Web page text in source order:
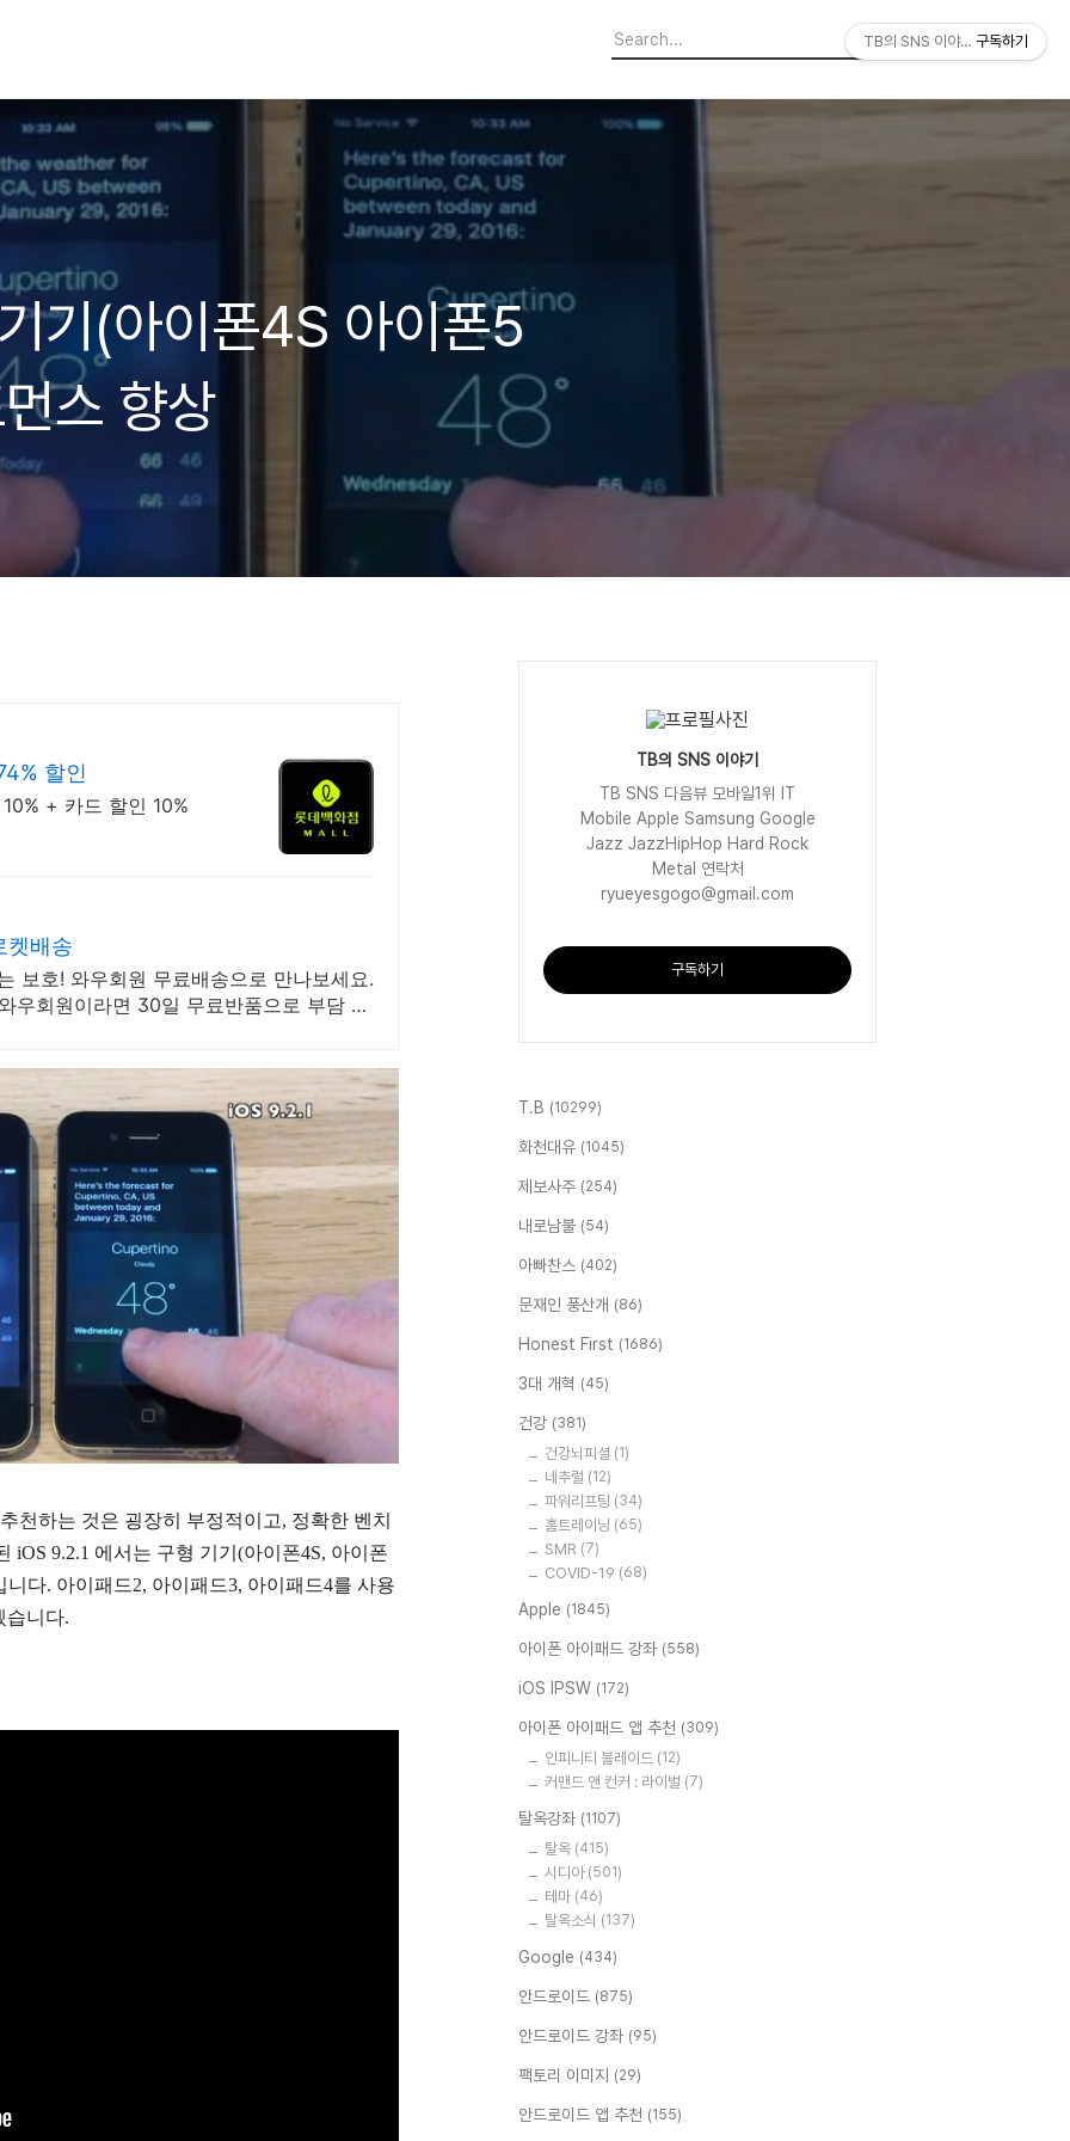
기(아이폰4S 아이폰5
스 향상
할인
+ 카드 할인 10%
켓배송
보호! 와우회원 무료배송으로 만나보세요.
우회원이라면 30일 무료반품으로 부담 없
천하는 것은 굉장히 부정적이고, 정확한 벤치
iOS 9.2.1 에서는 구형 기기(아이폰4S, 아이폰
다. 아이패드2, 아이패드3, 아이패드4를 사용
습니다.
TB의 SNS 이야기
TB SNS 다음뷰 모바일1위 IT
Mobile Apple Samsung Google
Jazz JazzHipHop Hard Rock
Metal 연락처
ryueyesgogo@gmail.com
구독하기
T.B (10299)
화천대유 (1045)
제보사주 (254)
내로남불 (54)
아빠찬스 (402)
문재인 풍산개 (86)
Honest First (1686)
3대 개혁 (45)
건강 (381)
건강뇌피셜 (1)
네추럴 (12)
파워리프팅 (34)
홈트레이닝 (65)
SMR (7)
COVID-19 (68)
Apple (1845)
아이폰 아이패드 강좌 (558)
iOS IPSW (172)
아이폰 아이패드 앱 추천 (309)
인피니티 블레이드 (12)
커맨드 앤 컨커 : 라이벌 (7)
탈옥강좌 (1107)
탈옥 (415)
시디아 (501)
테마 (46)
탈옥소식 (137)
Google (434)
안드로이드 (875)
안드로이드 강좌 (95)
팩토리 이미지 (29)
안드로이드 앱 추천 (155)
TB의 SNS 이야기 구독하기